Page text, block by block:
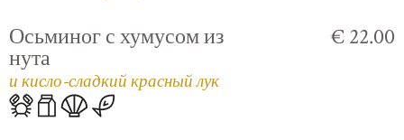
Осьминог с хумусом из
нута
и кисло-сладкий красный лук
€ 22.00